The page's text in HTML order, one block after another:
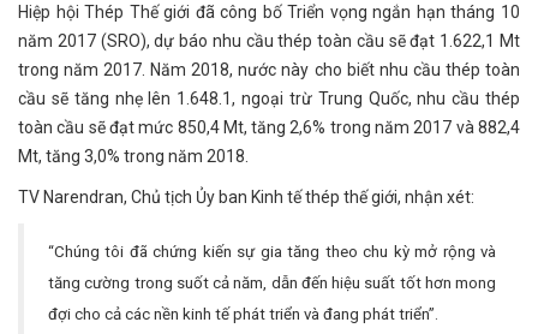
Hiệp hội Thép Thế giới đã công bố Triển vọng ngắn hạn tháng 10
năm 2017 (SRO), dự báo nhu cầu thép toàn cầu sẽ đạt 1.622,1 Mt
trong năm 2017. Năm 2018, nước này cho biết nhu cầu thép toàn
cầu sẽ tăng nhẹ lên 1.648.1, ngoại trừ Trung Quốc, nhu cầu thép
toàn cầu sẽ đạt mức 850,4 Mt, tăng 2,6% trong năm 2017 và 882,4
Mt, tăng 3,0% trong năm 2018.
TV Narendran, Chủ tịch Ủy ban Kinh tế thép thế giới, nhận xét:
“Chúng tôi đã chứng kiến ​​sự gia tăng theo chu kỳ mở rộng và
tăng cường trong suốt cả năm, dẫn đến hiệu suất tốt hơn mong
đợi cho cả các nền kinh tế phát triển và đang phát triển”.